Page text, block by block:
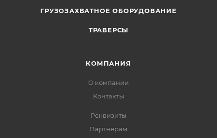
ГРУЗОЗАХВАТНОЕ ОБОРУДОВАНИЕ
ТРАВЕРСЫ
КОМПАНИЯ
О компании
Контакты
Реквизиты
Партнерам